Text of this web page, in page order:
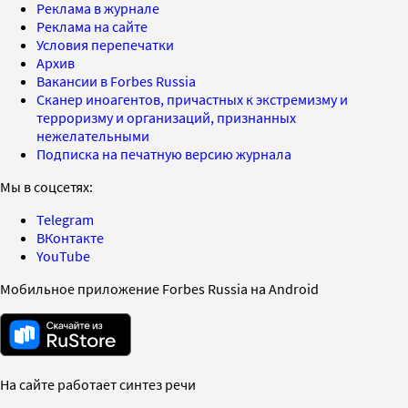
Реклама в журнале
Реклама на сайте
Условия перепечатки
Архив
Вакансии в Forbes Russia
Сканер иноагентов, причастных к экстремизму и
терроризму и организаций, признанных
нежелательными
Подписка на печатную версию журнала
Мы в соцсетях:
Telegram
ВКонтакте
YouTube
Мобильное приложение Forbes Russia на Android
На сайте работает синтез речи